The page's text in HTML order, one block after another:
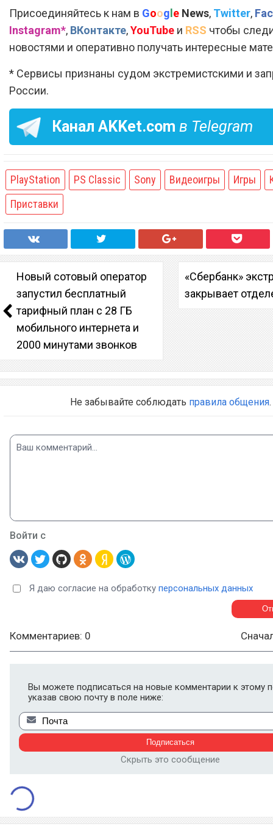
Присоединяйтесь к нам в Google News, Twitter,
Instagram*, ВКонтакте,YouTube и RSS чтобы
новостями и оперативно получать интересные
* Сервисы признаны судом экстремистскими и
России.
Канал AKKet.com в Telegram
PlayStation PS Classic Sony Видеоигры Игры
Приставки
Новый сотовый оператор
запустил бесплатный
тарифный план с 28 ГБ
мобильного интернета и
2000 минутами звонков
«Сбербанк»
закрывает
Не забывайте соблюдать правила общения.
Войти с
Я даю согласие на обработку персональных данных
Комментариев: 0
Вы можете подписаться на новые комментарии к этому
указав свою почту в поле ниже:
Скрыть это сообщение